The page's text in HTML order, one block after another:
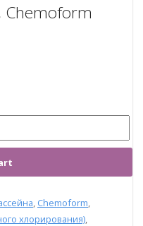
Chemoform
, Chemoform,
хлорирования),